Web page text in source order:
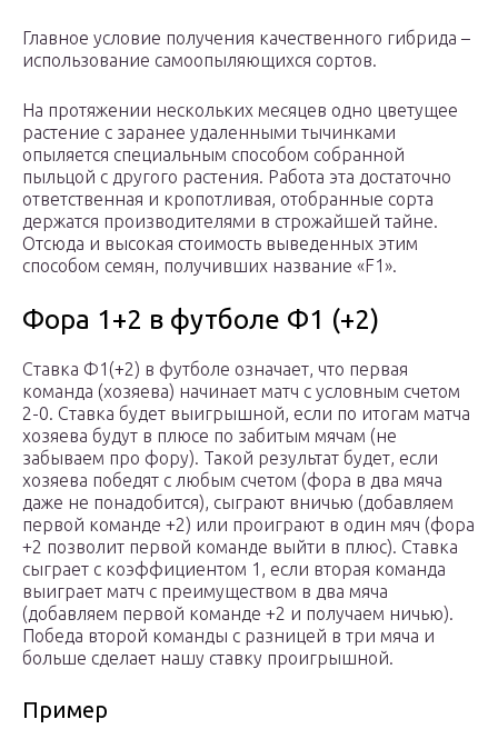
Главное условие получения качественного гибрида –
использование самоопыляющихся сортов.
На протяжении нескольких месяцев одно цветущее
растение с заранее удаленными тычинками
опыляется специальным способом собранной
пыльцой с другого растения. Работа эта достаточно
ответственная и кропотливая, отобранные сорта
держатся производителями в строжайшей тайне.
Отсюда и высокая стоимость выведенных этим
способом семян, получивших название «F1».
Фора 1+2 в футболе Ф1 (+2)
Ставка Ф1(+2) в футболе означает, что первая
команда (хозяева) начинает матч с условным счетом
2-0. Ставка будет выигрышной, если по итогам матча
хозяева будут в плюсе по забитым мячам (не
забываем про фору). Такой результат будет, если
хозяева победят с любым счетом (фора в два мяча
даже не понадобится), сыграют вничью (добавляем
первой команде +2) или проиграют в один мяч (фора
+2 позволит первой команде выйти в плюс). Ставка
сыграет с коэффициентом 1, если вторая команда
выиграет матч с преимуществом в два мяча
(добавляем первой команде +2 и получаем ничью).
Победа второй команды с разницей в три мяча и
больше сделает нашу ставку проигрышной.
Пример